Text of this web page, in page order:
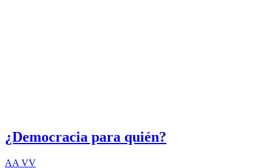
¿Democracia para quién?
AA VV